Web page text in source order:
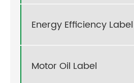
Energy Efficiency Label
Motor Oil Label